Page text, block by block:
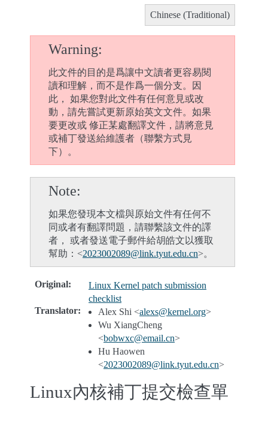
Chinese (Traditional)
Warning
此文件的目的是爲讓中文讀者更容易閱
讀和理解，而不是作爲一個分支。因
此， 如果您對此文件有任何意見或改
動，請先嘗試更新原始英文文件。如果
要更改或 修正某處翻譯文件，請將意見
或補丁發送給維護者（聯繫方式見
下）。
Note
如果您發現本文檔與原始文件有任何不
同或者有翻譯問題，請聯繫該文件的譯
者， 或者發送電子郵件給胡皓文以獲取
幫助：<2023002089@link.tyut.edu.cn>。
Original:
Linux Kernel patch submission
checklist
Translator: Alex Shi <alexs@kernel.org>
Wu XiangCheng
<bobwxc@email.cn>
Hu Haowen
<2023002089@link.tyut.edu.cn>
Linux內核補丁提交檢查單